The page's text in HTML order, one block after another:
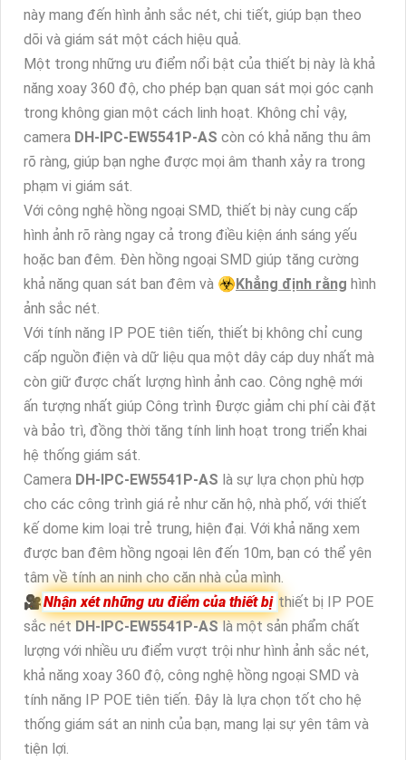
này mang đến hình ảnh sắc nét, chi tiết, giúp bạn theo
dõi và giám sát một cách hiệu quả.
Một trong những ưu điểm nổi bật của thiết bị này là khả
năng xoay 360 độ, cho phép bạn quan sát mọi góc cạnh
trong không gian một cách linh hoạt. Không chỉ vậy,
camera DH-IPC-EW5541P-AS còn có khả năng thu âm
rõ ràng, giúp bạn nghe được mọi âm thanh xảy ra trong
phạm vi giám sát.
Với công nghệ hồng ngoại SMD, thiết bị này cung cấp
hình ảnh rõ ràng ngay cả trong điều kiện ánh sáng yếu
hoặc ban đêm. Đèn hồng ngoại SMD giúp tăng cường
khả năng quan sát ban đêm và ☣️Khẳng định rằng hình
ảnh sắc nét.
Với tính năng IP POE tiên tiến, thiết bị không chỉ cung
cấp nguồn điện và dữ liệu qua một dây cáp duy nhất mà
còn giữ được chất lượng hình ảnh cao. Công nghệ mới
ấn tượng nhất giúp Công trình Được giảm chi phí cài đặt
và bảo trì, đồng thời tăng tính linh hoạt trong triển khai
hệ thống giám sát.
Camera DH-IPC-EW5541P-AS là sự lựa chọn phù hợp
cho các công trình giá rẻ như căn hộ, nhà phố, với thiết
kế dome kim loại trẻ trung, hiện đại. Với khả năng xem
được ban đêm hồng ngoại lên đến 10m, bạn có thể yên
tâm về tính an ninh cho căn nhà của mình.
🎥Nhận xét những ưu điểm của thiết bị thiết bị IP POE
sắc nétDH-IPC-EW5541P-ASlà một sản phẩm chất
lượng với nhiều ưu điểm vượt trội như hình ảnh sắc nét,
khả năng xoay 360 độ, công nghệ hồng ngoại SMD và
tính năng IP POE tiên tiến. Đây là lựa chọn tốt cho hệ
thống giám sát an ninh của bạn, mang lại sự yên tâm và
tiện lợi.